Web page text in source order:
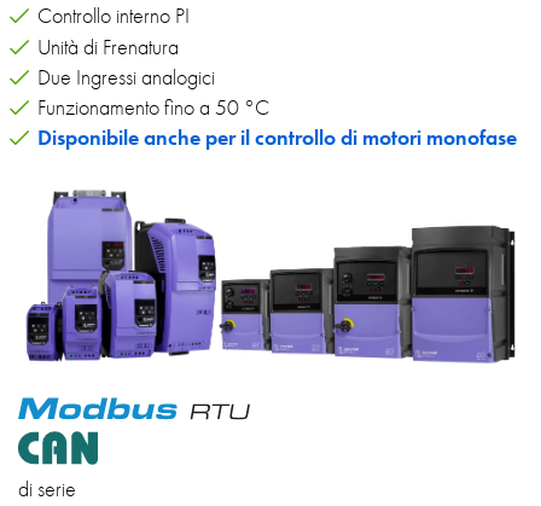
Controllo interno PI
Unità di Frenatura
Due Ingressi analogici
Funzionamento fino a 50 °C
Disponibile anche per il controllo di motori monofase
di serie